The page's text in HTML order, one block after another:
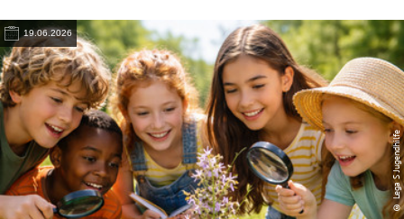
19.06.2026
© Lega S Jugendhilfe